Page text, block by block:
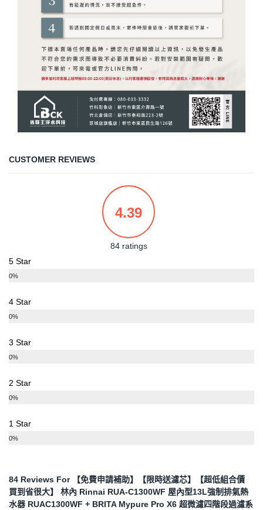
CUSTOMER REVIEWS
4.39
84 ratings
5 Star
0%
4 Star
0%
3 Star
0%
2 Star
0%
1 Star
0%
84 Reviews For
【免費申請補助】【限時送濾芯】【超低組合價
買到省很大】 林內 Rinnai RUA-C1300WF 屋內型13L強制排氣熱
水器 RUAC1300WF + BRITA Mypure Pro X6 超微濾四階段過濾系